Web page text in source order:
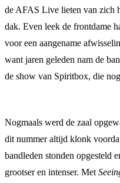
de AFAS Live lieten van zich
dak. Even leek de frontdame
voor een aangename
want jaren geleden nam de
de show van Spiritbox, die
Nogmaals werd de zaal
dit nummer altijd klonk
bandleden stonden opgesteld
grootser en intenser. Met